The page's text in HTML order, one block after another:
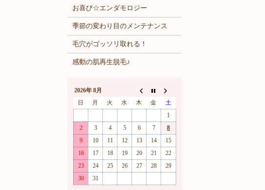
お喜び☆エンダモロジー
季節の変わり目のメンテナンス
毛穴がゴッソリ取れる！
感動の肌再生脱毛♪
2026年 8月
日
月 火 水 木 金
土
1
2
3 4 5 6 7
8
9
10 11 12 13 14
15
16
17 18 19 20 21
22
23
24 25 26 27 28
29
30
31